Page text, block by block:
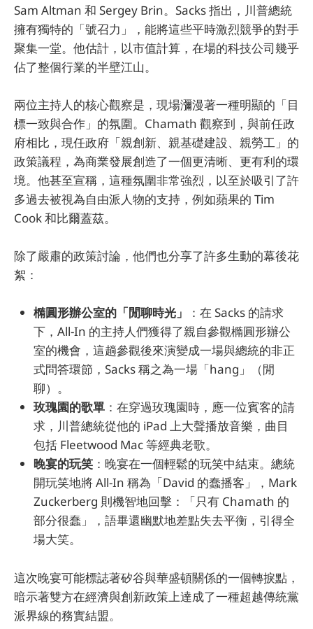
Sam Altman 和 Sergey Brin。Sacks 指出，川普總統
擁有獨特的「號召力」，能將這些平時激烈競爭的對手
聚集一堂。他估計，以市值計算，在場的科技公司幾乎
佔了整個行業的半壁江山。
兩位主持人的核心觀察是，現場瀰漫著一種明顯的「目
標一致與合作」的氛圍。Chamath 觀察到，與前任政
府相比，現任政府「親創新、親基礎建設、親勞工」的
政策議程，為商業發展創造了一個更清晰、更有利的環
境。他甚至宣稱，這種氛圍非常強烈，以至於吸引了許
多過去被視為自由派人物的支持，例如蘋果的 Tim
Cook 和比爾蓋茲。
除了嚴肅的政策討論，他們也分享了許多生動的幕後花
絮：
橢圓形辦公室的「閒聊時光」
：在 Sacks 的請求
下，All-In 的主持人們獲得了親自參觀橢圓形辦公
室的機會，這趟參觀後來演變成一場與總統的非正
式問答環節，Sacks 稱之為一場「hang」（閒
聊）。
玫瑰園的歌單 ：在穿過玫瑰園時，應一位賓客的請
求，川普總統從他的 iPad 上大聲播放音樂，曲目
包括 Fleetwood Mac 等經典老歌。
晚宴的玩笑 ：晚宴在一個輕鬆的玩笑中結束。總統
開玩笑地將 All-In 稱為「David 的蠢播客」，Mark
Zuckerberg 則機智地回擊：「只有 Chamath 的
部分很蠢」，語畢還幽默地差點失去平衡，引得全
場大笑。
這次晚宴可能標誌著矽谷與華盛頓關係的一個轉捩點，
暗示著雙方在經濟與創新政策上達成了一種超越傳統黨
派界線的務實結盟。